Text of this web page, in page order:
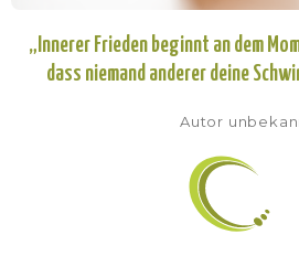
„Innerer Frieden beginnt an dem
dass niemand anderer deine
Autor